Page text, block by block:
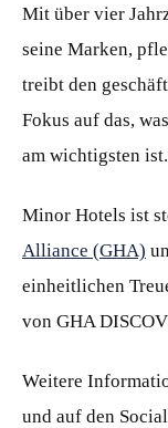
Mit über vier
seine Marken,
treibt den
Fokus auf das,
am wichtigsten ist.
Minor Hotels ist
Alliance (GHA)
einheitlichen
von GHA
Weitere
und auf den